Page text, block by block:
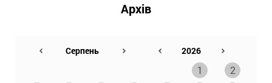
Архів
1
2